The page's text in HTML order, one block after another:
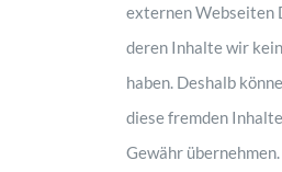
externen Webseiten
deren Inhalte wir
haben. Deshalb
diese fremden
Gewähr